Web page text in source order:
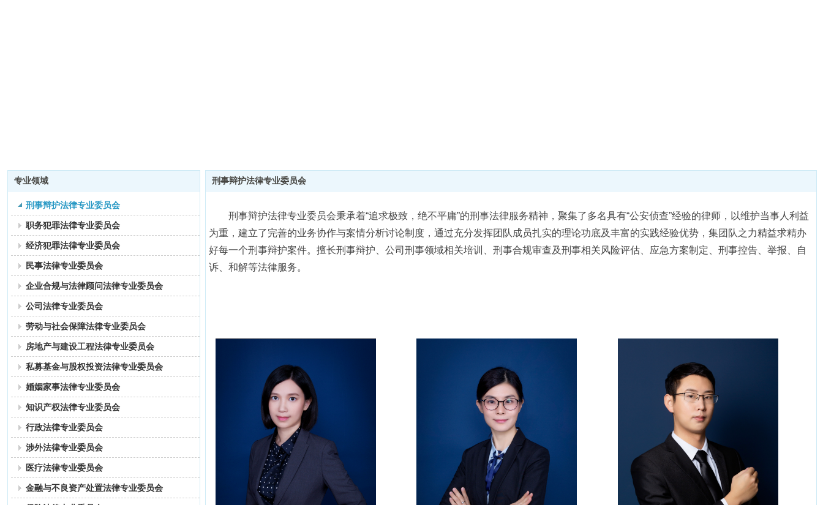
专业领域
刑事辩护法律专业委员会
职务犯罪法律专业委员会
经济犯罪法律专业委员会
民事法律专业委员会
企业合规与法律顾问法律专业委员会
公司法律专业委员会
劳动与社会保障法律专业委员会
房地产与建设工程法律专业委员会
私募基金与股权投资法律专业委员会
婚姻家事法律专业委员会
知识产权法律专业委员会
行政法律专业委员会
涉外法律专业委员会
医疗法律专业委员会
金融与不良资产处置法律专业委员会
刑事辩护法律专业委员会
刑事辩护法律专业委员会秉承着“追求极致，绝不平庸”的刑事法律服务精神，聚集了多名具有“公安侦查”经验的律师，以维护当事人利益
为重，建立了完善的业务协作与案情分析讨论制度，通过充分发挥团队成员扎实的理论功底及丰富的实践经验优势，集团队之力精益求精办
好每一个刑事辩护案件。擅长刑事辩护、公司刑事领域相关培训、刑事合规审查及刑事相关风险评估、应急方案制定、刑事控告、举报、自
诉、和解等法律服务。